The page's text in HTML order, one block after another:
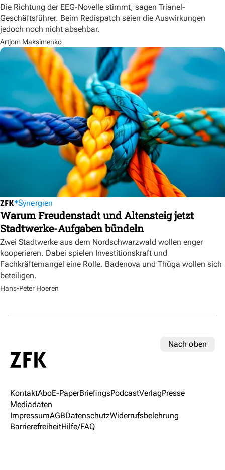
Die Richtung der EEG-Novelle stimmt, sagen Trianel-
Geschäftsführer. Beim Redispatch seien die Auswirkungen
jedoch noch nicht absehbar.
Artjom Maksimenko
Synergien
Warum Freudenstadt und Altensteig jetzt
Stadtwerke-Aufgaben bündeln
Zwei Stadtwerke aus dem Nordschwarzwald wollen enger
kooperieren. Dabei spielen Investitionskraft und
Fachkräftemangel eine Rolle. Badenova und Thüga wollen sich
beteiligen.
Hans-Peter Hoeren
Nach oben
KontaktAboE-PaperBriefingsPodcastVerlagPresse
Mediadaten
ImpressumAGBDatenschutzWiderrufsbelehrung
BarrierefreiheitHilfe/FAQ